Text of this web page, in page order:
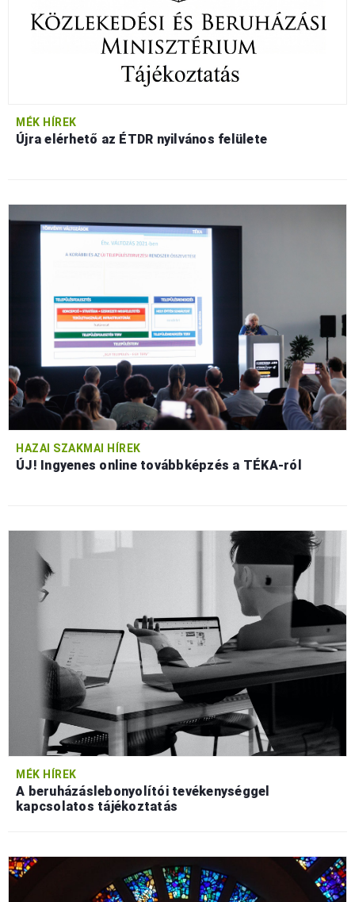
MÉK HÍREK
Újra elérhető az ÉTDR nyilvános felülete
HAZAI SZAKMAI HÍREK
ÚJ! Ingyenes online továbbképzés a TÉKA-ról
MÉK HÍREK
A beruházáslebonyolítói tevékenységgel
kapcsolatos tájékoztatás